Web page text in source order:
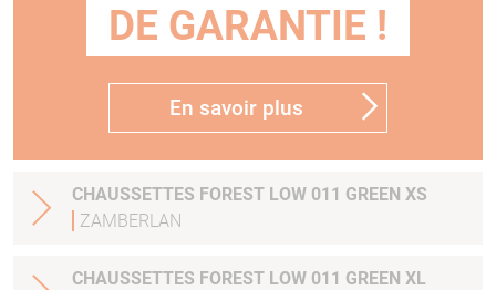
DE GARANTIE !
En savoir plus
CHAUSSETTES FOREST LOW 011 GREEN XS
ZAMBERLAN
CHAUSSETTES FOREST LOW 011 GREEN XL